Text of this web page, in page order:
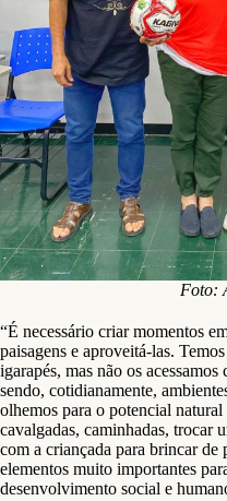
Foto:
“É necessário criar momentos
paisagens e aproveitá-las.
igarapés, mas não os
sendo, cotidianamente,
olhemos para o potencial
cavalgadas, caminhadas, trocar
com a criançada para brincar de
elementos muito importantes
desenvolvimento social e